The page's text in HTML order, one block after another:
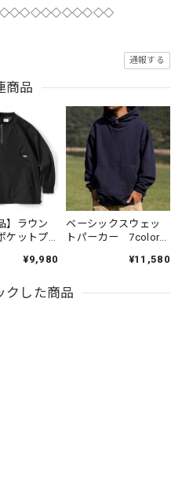
通報する
商品
】ラウン
ケットプ
¥9,980
ベーシックスウェッ
トパーカー 7color
¥11,580
クした商品